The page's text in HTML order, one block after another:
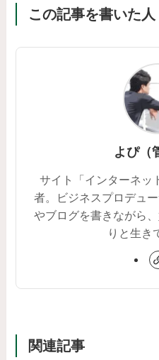
この記事を書いた人
よぴ（
サイト「インターネッ
者。ビジネスプロデュ
やブログを書きながら
りと生き
関連記事